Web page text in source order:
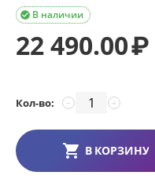
В наличии

22 490.00₽
Кол-во: +
−
В КОРЗИНУ